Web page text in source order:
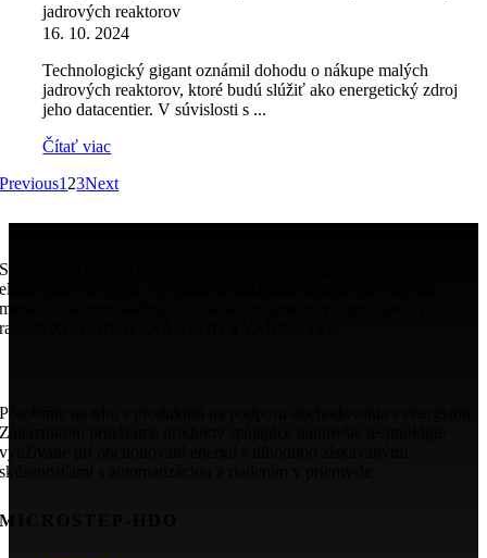
jadrových reaktorov
16. 10. 2024
Technologický gigant oznámil dohodu o nákupe malých
jadrových reaktorov, ktoré budú slúžiť ako energetický zdroj
jeho datacentier. V súvislosti s ...
Čítať viac
Previous1 23Next
Sme aktívni na trhu produktov komplexnej podpory obchodovania s
elektrickou energiou. Vyvíjame a dodávame komplexné riešenia
meracích, komunikačných a riadiacich systémov v produktových
radoch XENERGIE, XAURON a VARIOSTEP.
Pôsobíme na trhu s produktmi na podporu obchodovania s energiami.
Zákazníkom prinášame produkty spájajúce najnovšie technológie
využívané pri obchodovaní energií s dlhodobo získavanými
skúsenosťami s automatizáciou a riadením v priemysle.
MICROSTEP-HDO